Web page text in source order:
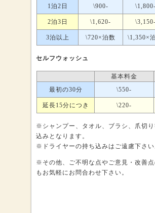
1泊2日
\900- \1,800-
2泊3日 \1,620- \3,150-
3泊以上 \720×泊数 \1,350×
セルフウォッシュ
基本料金
最初の30分
\550-
延長15分につき \220-
※シャンプー、タオル、ブラシ、爪切
込みとなります。
※ドライヤーの持ち込みはご遠慮下さい
※その他、ご不明な点やご意見・改善
もお気軽にお問合わせ下さい。